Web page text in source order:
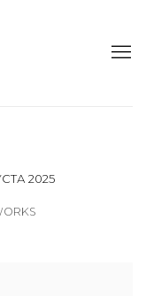
2025